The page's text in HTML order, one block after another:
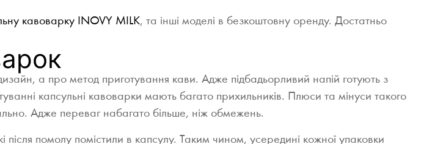
кавоварку INOVY MILK, та інші моделі в безкоштовну оренду. Достатньо
а про метод приготування кави. Адже підбадьорливий напій готують з
капсульні кавоварки мають багато прихильників. Плюси та мінуси такого
Адже переваг набагато більше, ніж обмежень.
помолу помістили в капсулу. Таким чином, усередині кожної упаковки